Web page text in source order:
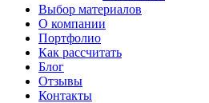
Выбор материалов
О компании
Портфолио
Как рассчитать
Блог
Отзывы
Контакты